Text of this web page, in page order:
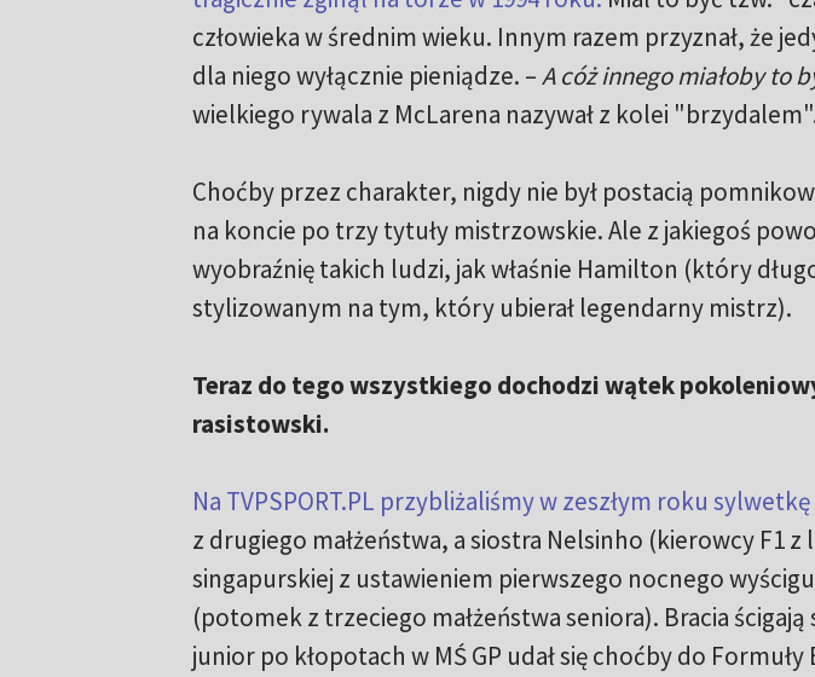
człowieka w średnim wieku. Innym razem przyznał, że
dla niego wyłącznie pieniądze. –A cóż innego miałoby to
wielkiego rywala z McLarena nazywał z kolei
Choćby przez charakter, nigdy nie był postacią
na koncie po trzy tytuły mistrzowskie. Ale z jakiegoś
wyobraźnię takich ludzi, jak właśnie Hamilton (który
stylizowanym na tym, który ubierał legendarny mistrz).
Teraz do tego wszystkiego dochodzi wątek
rasistowski.
Na TVPSPORT.PL przybliżaliśmy w zeszłym roku
z drugiego małżeństwa, a siostra Nelsinho (kierowcy F1
singapurskiej z ustawieniem pierwszego nocnego
(potomek z trzeciego małżeństwa seniora). Bracia
junior po kłopotach w MŚ GP udał się choćby do